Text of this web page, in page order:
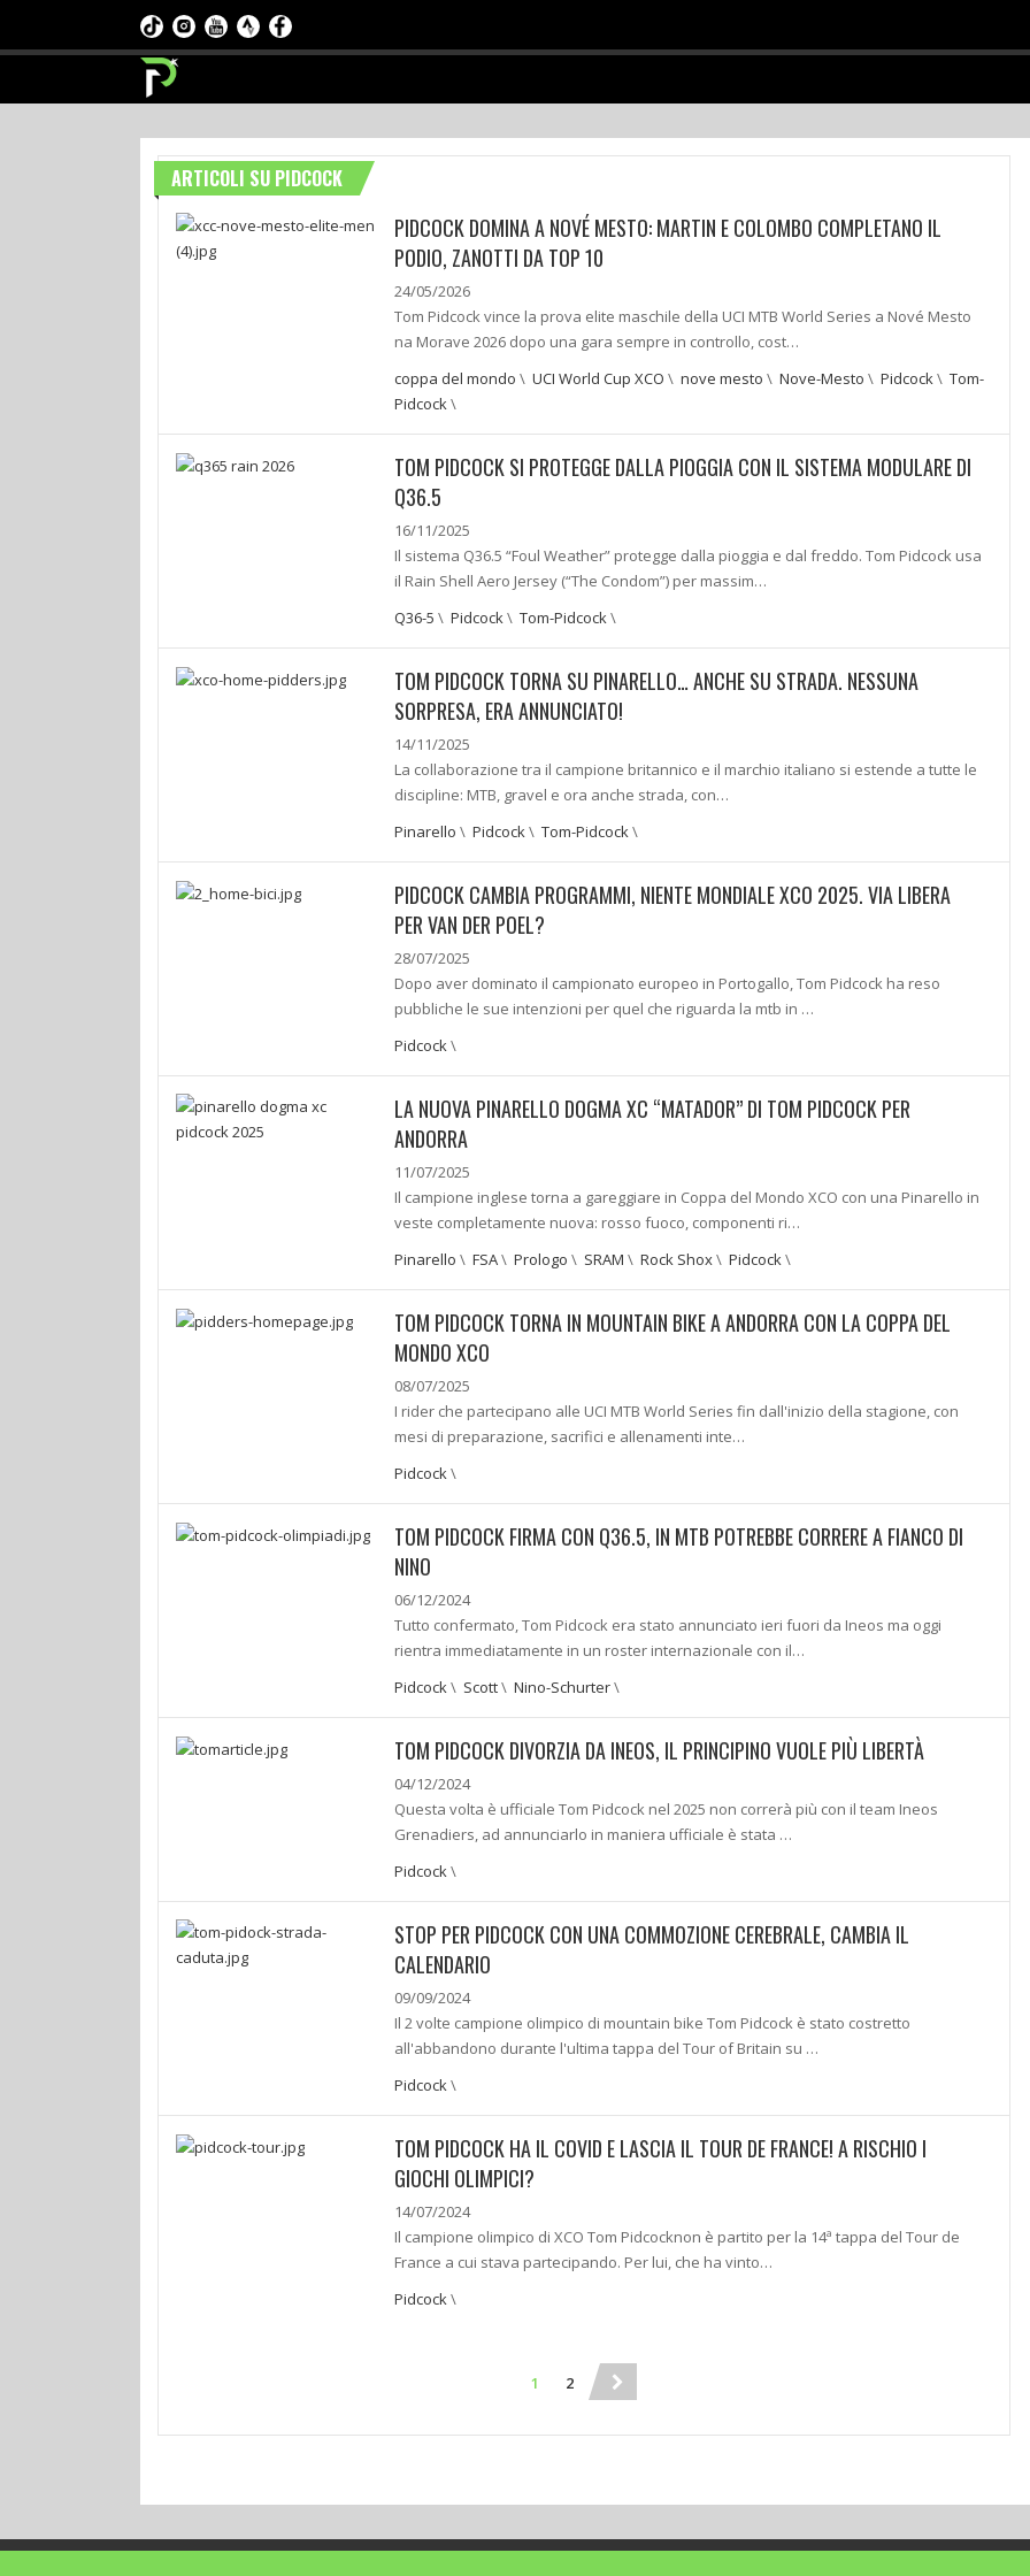
ARTICOLI SU PIDCOCK
PIDCOCK DOMINA A NOVÉ MESTO: MARTIN E COLOMBO COMPLETANO IL
PODIO, ZANOTTI DA TOP 10
24/05/2026
Tom Pidcock vince la prova elite maschile della UCI MTB World Series a Nové Mesto
na Morave 2026 dopo una gara sempre in controllo, cost…
coppa del mondo \ UCI World Cup XCO \ nove mesto \ Nove-Mesto \ Pidcock \ Tom-
Pidcock \
TOM PIDCOCK SI PROTEGGE DALLA PIOGGIA CON IL SISTEMA MODULARE DI
Q36.5
16/11/2025
Il sistema Q36.5 “Foul Weather” protegge dalla pioggia e dal freddo. Tom Pidcock usa
il Rain Shell Aero Jersey (“The Condom”) per massim…
Q36-5 \ Pidcock \ Tom-Pidcock \
TOM PIDCOCK TORNA SU PINARELLO… ANCHE SU STRADA. NESSUNA
SORPRESA, ERA ANNUNCIATO!
14/11/2025
La collaborazione tra il campione britannico e il marchio italiano si estende a tutte le
discipline: MTB, gravel e ora anche strada, con…
Pinarello \ Pidcock \ Tom-Pidcock \
PIDCOCK CAMBIA PROGRAMMI, NIENTE MONDIALE XCO 2025. VIA LIBERA
PER VAN DER POEL?
28/07/2025
Dopo aver dominato il campionato europeo in Portogallo, Tom Pidcock ha reso
pubbliche le sue intenzioni per quel che riguarda la mtb in …
Pidcock \
LA NUOVA PINARELLO DOGMA XC “MATADOR” DI TOM PIDCOCK PER
ANDORRA
11/07/2025
Il campione inglese torna a gareggiare in Coppa del Mondo XCO con una Pinarello in
veste completamente nuova: rosso fuoco, componenti ri…
Pinarello \ FSA\ Prologo \ SRAM \ Rock Shox\ Pidcock \
TOM PIDCOCK TORNA IN MOUNTAIN BIKE A ANDORRA CON LA COPPA DEL
MONDO XCO
08/07/2025
I rider che partecipano alle UCI MTB World Series fin dall'inizio della stagione, con
mesi di preparazione, sacrifici e allenamenti inte…
Pidcock \
TOM PIDCOCK FIRMA CON Q36.5, IN MTB POTREBBE CORRERE A FIANCO DI
NINO
06/12/2024
Tutto confermato, Tom Pidcock era stato annunciato ieri fuori da Ineos ma oggi
rientra immediatamente in un roster internazionale con il…
Pidcock \ Scott\ Nino-Schurter\
TOM PIDCOCK DIVORZIA DA INEOS, IL PRINCIPINO VUOLE PIÙ LIBERTÀ
04/12/2024
Questa volta è ufficiale Tom Pidcock nel 2025 non correrà più con il team Ineos
Grenadiers, ad annunciarlo in maniera ufficiale è stata …
Pidcock \
STOP PER PIDCOCK CON UNA COMMOZIONE CEREBRALE, CAMBIA IL
CALENDARIO
09/09/2024
Il 2 volte campione olimpico di mountain bike Tom Pidcock è stato costretto
all'abbandono durante l'ultima tappa del Tour of Britain su …
Pidcock \
TOM PIDCOCK HA IL COVID E LASCIA IL TOUR DE FRANCE! A RISCHIO I
GIOCHI OLIMPICI?
14/07/2024
Il campione olimpico di XCO Tom Pidcocknon è partito per la 14ª tappa del Tour de
France a cui stava partecipando. Per lui, che ha vinto…
Pidcock \
1 2